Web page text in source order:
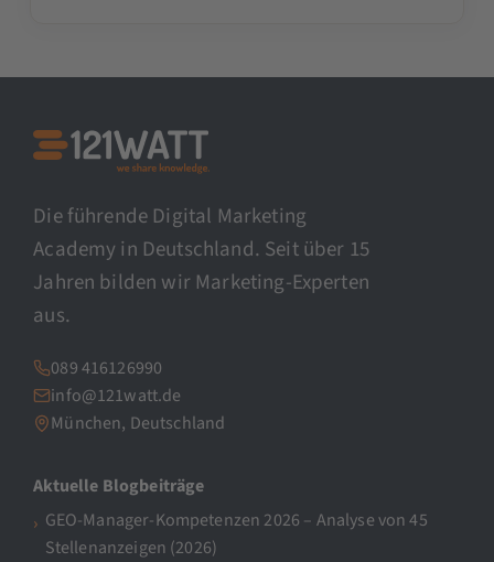
Die führende Digital Marketing
Academy in Deutschland. Seit über 15
Jahren bilden wir Marketing-Experten
aus.
089 416126990
info@121watt.de
München, Deutschland
Aktuelle Blogbeiträge
GEO-Manager-Kompetenzen 2026 – Analyse von 45
Stellenanzeigen (2026)